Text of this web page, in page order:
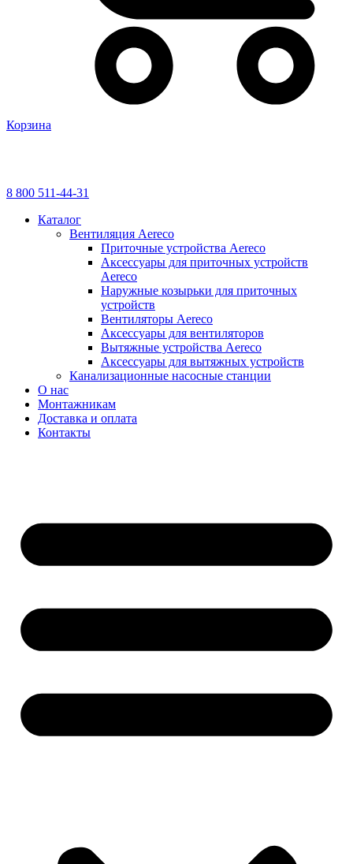
Корзина
8 800 511-44-31
Каталог
Вентиляция Aereco
Приточные устройства Aereco
Аксессуары для приточных устройств
Aereco
Наружные козырьки для приточных
устройств
Вентиляторы Aereco
Аксессуары для вентиляторов
Вытяжные устройства Aereco
Аксессуары для вытяжных устройств
Канализационные насосные станции
О нас
Монтажникам
Доставка и оплата
Контакты